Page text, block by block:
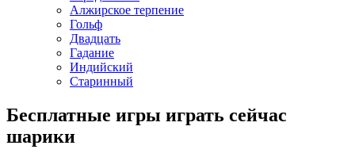
Алжирское терпение
Гольф
Двадцать
Гадание
Индийский
Старинный
Бесплатные игры играть сейчас
шарики